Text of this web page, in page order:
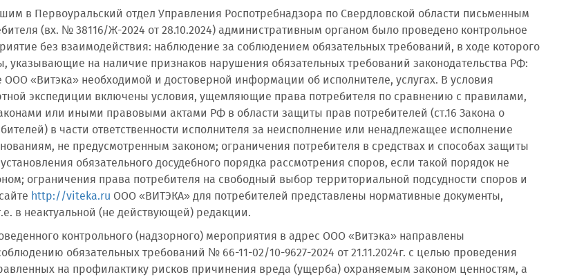
в Первоуральский отдел Управления Роспотребнадзора по Свердловской области письменным
(вх. № 38116/Ж-2024 от 28.10.2024) административным органом было проведено контрольное
без взаимодействия: наблюдение за соблюдением обязательных требований, в ходе которого
указывающие на наличие признаков нарушения обязательных требований законодательства РФ:
ООО «Витэка» необходимой и достоверной информации об исполнителе, услугах. В условия
экспедиции включены условия, ущемляющие права потребителя по сравнению с правилами,
или иными правовыми актами РФ в области защиты прав потребителей (ст.16 Закона о
в части ответственности исполнителя за неисполнение или ненадлежащее исполнение
не предусмотренным законом; ограничения потребителя в средствах и способах защиты
обязательного досудебного порядка рассмотрения споров, если такой порядок не
ограничения права потребителя на свободный выбор территориальной подсудности споров и
http://viteka.ru ООО «ВИТЭКА» для потребителей представлены нормативные документы,
в неактуальной (не действующей) редакции.
контрольного (надзорного) мероприятия в адрес ООО «Витэка» направлены
обязательных требований № 66-11-02/10-9627-2024 от 21.11.2024г. с целью проведения
на профилактику рисков причинения вреда (ущерба) охраняемым законом ценностям, а